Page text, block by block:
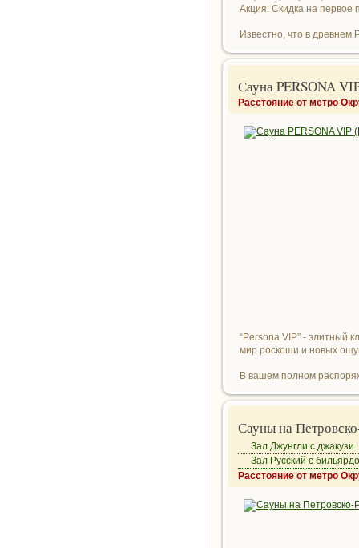
Акция: Скидка на первое
Известно, что в древнем
Сауна PERSONA
Расстояние от метро
“Persona VIP” - элитный
мир роскоши и новых
В вашем полном
Сауны на
Зал Джунгли с джакузи
Зал Русский с
Расстояние от метро